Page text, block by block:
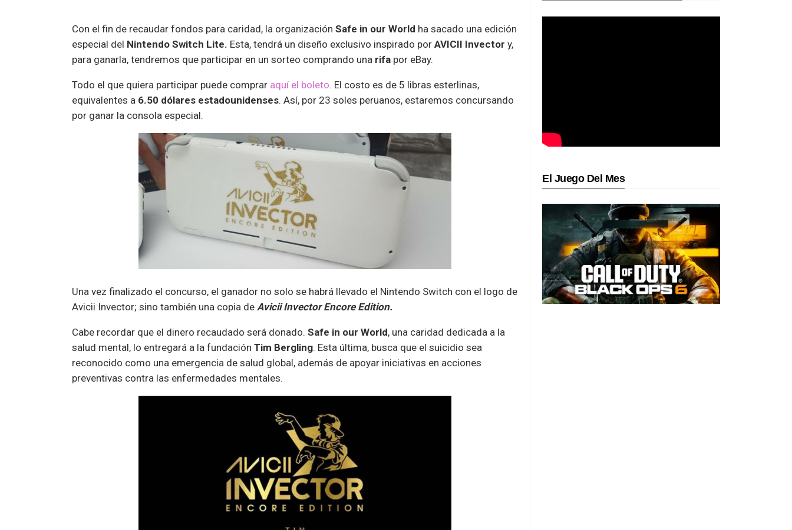
Con el fin de recaudar fondos para caridad, la organización Safe in our World ha sacado una edición
especial del Nintendo Switch Lite. Esta, tendrá un diseño exclusivo inspirado por AVICII Invector y,
para ganarla, tendremos que participar en un sorteo comprando una rifa por eBay.
Todo el que quiera participar puede comprar aquí el boleto. El costo es de 5 libras esterlinas,
equivalentes a 6.50 dólares estadounidenses. Así, por 23 soles peruanos, estaremos concursando
por ganar la consola especial.
Una vez finalizado el concurso, el ganador no solo se habrá llevado el Nintendo Switch con el logo de
Avicii Invector; sino también una copia de Avicii Invector Encore Edition.
Cabe recordar que el dinero recaudado será donado. Safe in our World, una caridad dedicada a la
salud mental, lo entregará a la fundación Tim Bergling. Esta última, busca que el suicidio sea
reconocido como una emergencia de salud global, además de apoyar iniciativas en acciones
preventivas contra las enfermedades mentales.
El Juego Del Mes